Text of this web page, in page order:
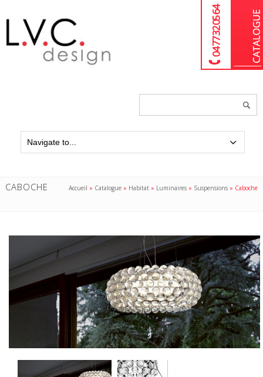
04 77 32 05 64
CABOCHE Accueil » Catalogue » Habitat » Luminaires » Suspensions » Caboche